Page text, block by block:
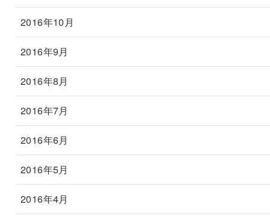
2016年10月
2016年9月
2016年8月
2016年7月
2016年6月
2016年5月
2016年4月